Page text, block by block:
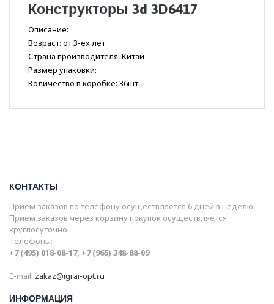
Конструкторы 3d 3D6417
Описание:
Возраст: от 3-ех лет.
Страна производителя: Китай
Размер упаковки:
Количество в коробке: 36шт.
КОНТАКТЫ
Прием заказов по телефону осуществляется 6 дней в неделю.
Прием заказов через корзину покупок осуществляется
круглосуточно.
Телефоны:
+7 (495) 018-08-17, +7 (965) 348-88-09
E-mail: zakaz@igrai-opt.ru
ИНФОРМАЦИЯ